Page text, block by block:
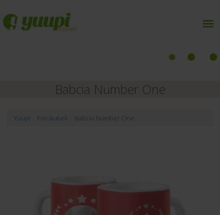
Babcia Number One
Yuupi Fotokubek Babcia Number One